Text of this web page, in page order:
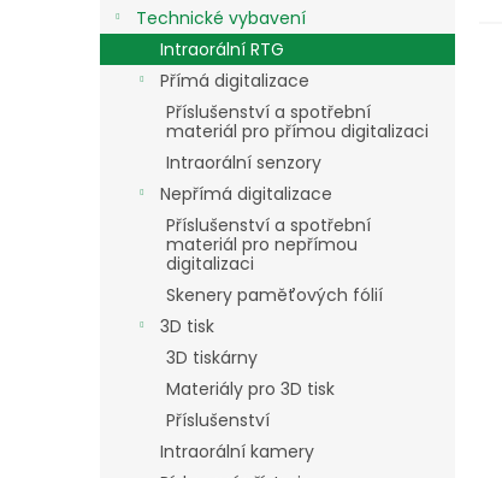
Technické vybavení
Intraorální RTG
Přímá digitalizace
Příslušenství a spotřební
materiál pro přímou digitalizaci
Intraorální senzory
Nepřímá digitalizace
Příslušenství a spotřební
materiál pro nepřímou
digitalizaci
Skenery paměťových fólií
3D tisk
3D tiskárny
Materiály pro 3D tisk
Příslušenství
Intraorální kamery